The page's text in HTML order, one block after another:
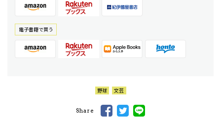
電⼦書籍で買う
野球 文芸
Share